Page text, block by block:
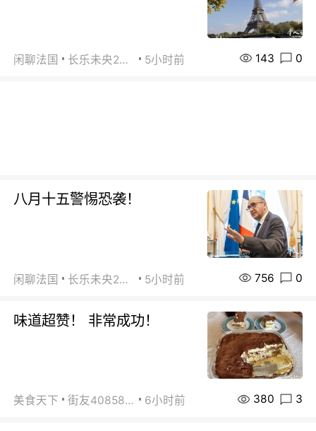
闲聊法国 长乐未央2015 5小时前 143 0
八月十五警惕恐袭！
闲聊法国 长乐未央2015 5小时前 756 0
味道超赞！ 非常成功！
美食天下 街友40858442 6小时前 380 3